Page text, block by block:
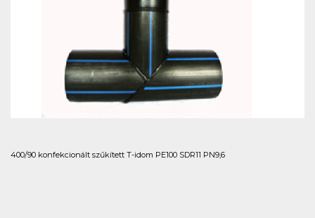
400/90 konfekcionált szűkített T-idom PE100 SDR11 PN9,6